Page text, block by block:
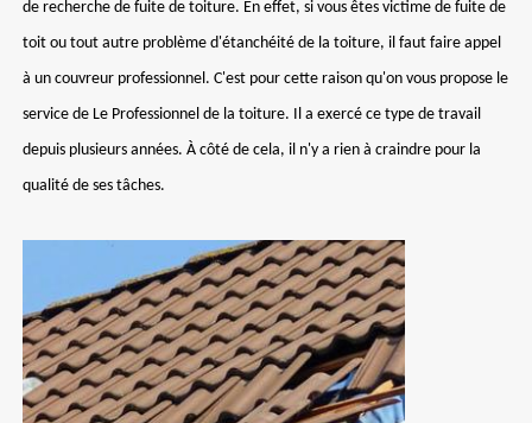
de recherche de fuite de toiture. En effet, si vous êtes victime de fuite de
toit ou tout autre problème d'étanchéité de la toiture, il faut faire appel
à un couvreur professionnel. C'est pour cette raison qu'on vous propose le
service de Le Professionnel de la toiture. Il a exercé ce type de travail
depuis plusieurs années. À côté de cela, il n'y a rien à craindre pour la
qualité de ses tâches.